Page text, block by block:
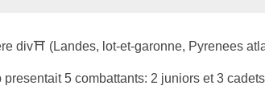
div⛩ (Landes, lot-et-garonne, Pyrenees
5 combattants: 2 juniors et 3